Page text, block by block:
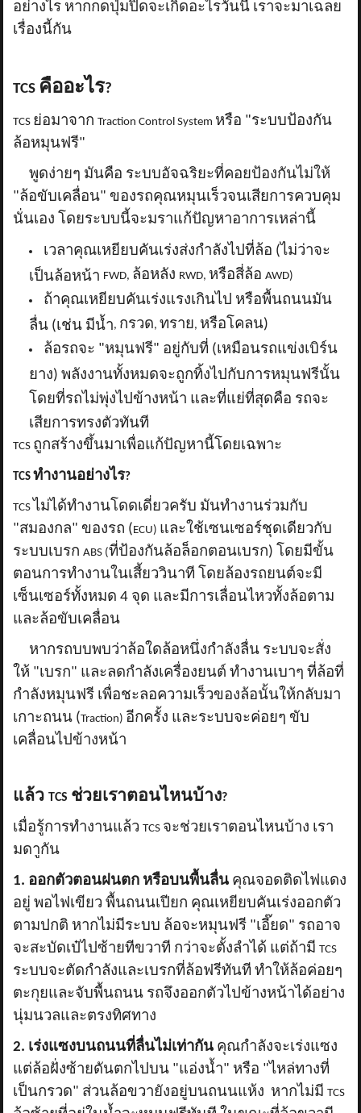
อย่างไร หากกดปุ่มปิดจะเกิดอะไรวันนี้ เราจะมาเฉลย
เรื่องนี้กัน
TCS คืออะไร?
TCS ย่อมาจากTraction Control System หรือ "ระบบป้องกัน
ล้อหมุนฟรี"
พูดง่ายๆ มันคือ ระบบอัจฉริยะที่คอยป้องกันไม่ให้
"ล้อขับเคลื่อน" ของรถคุณหมุนเร็วจนเสียการควบคุม
นั่นเอง โดยระบบนี้จะมราแก้ปัญหาอาการเหล่านี้
เวลาคุณเหยียบคันเร่งส่งกำลังไปที่ล้อ (ไม่ว่าจะ
เป็นล้อหน้า FWD, ล้อหลัง RWD, หรือสี่ล้อAWD)
ถ้าคุณเหยียบคันเร่งแรงเกินไป หรือพื้นถนนมัน
ลื่น (เช่น มีน้ำ, กรวด,ทราย, หรือโคลน)
ล้อรถจะ "หมุนฟรี" อยู่กับที่ (เหมือนรถแข่งเบิร์น
ยาง) พลังงานทั้งหมดจะถูกทิ้งไปกับการหมุนฟรีนั้น
โดยที่รถไม่พุ่งไปข้างหน้า และที่แย่ที่สุดคือ รถจะ
เสียการทรงตัวทันที
TCS ถูกสร้างขึ้นมาเพื่อแก้ปัญหานี้โดยเฉพาะ
TCSทำงานอย่างไร?
TCS ไม่ได้ทำงานโดดเดี่ยวครับ มันทำงานร่วมกับ
"สมองกล" ของรถ (ECU) และใช้เซนเซอร์ชุดเดียวกับ
ระบบเบรกABS (ที่ป้องกันล้อล็อกตอนเบรก) โดยมีขั้น
ตอนการทำงานในเสี้ยววินาที โดยล้องรถยนต์จะมี
เซ็นเซอร์ทั้งหมด 4 จุด และมีการเลื่อนไหวทั้งล้อตาม
และล้อขับเคลื่อน
หากรถบบพบว่าล้อใดล้อหนึ่งกำลังลื่น ระบบจะสั่ง
ให้ "เบรก" และลดกำลังเครื่องยนต์ ทำงานเบาๆ ที่ล้อที่
กำลังหมุนฟรี เพื่อชะลอความเร็วของล้อนั้นให้กลับมา
เกาะถนน (Traction) อีกครั้ง และระบบจะค่อยๆ ขับ
เคลื่อนไปข้างหน้า
แล้วTCS ช่วยเราตอนไหนบ้าง?
เมื่อรู้การทำงานแล้วTCS จะช่วยเราตอนไหนบ้าง เรา
มดาูกัน
1. ออกตัวตอนฝนตก หรือบนพื้นลื่น คุณจอดติดไฟแดง
อยู่ พอไฟเขียว พื้นถนนเปียก คุณเหยียบคันเร่งออกตัว
ตามปกติ หากไม่มีระบบ ล้อจะหมุนฟรี "เอี๊ยด" รถอาจ
จะสะบัดเป๋ไปซ้ายทีขวาที กว่าจะตั้งลำได้ แต่ถ้ามีTCS
ระบบจะตัดกำลังและเบรกที่ล้อฟรีทันที ทำให้ล้อค่อยๆ
ตะกุยและจับพื้นถนน รถจึงออกตัวไปข้างหน้าได้อย่าง
นุ่มนวลและตรงทิศทาง
2. เร่งแซงบนถนนที่ลื่นไม่เท่ากัน คุณกำลังจะเร่งแซง
แต่ล้อฝั่งซ้ายดันตกไปบน "แอ่งน้ำ" หรือ "ไหล่ทางที่
เป็นกรวด" ส่วนล้อขวายังอยู่บนถนนแห้ง หากไม่มีTCS